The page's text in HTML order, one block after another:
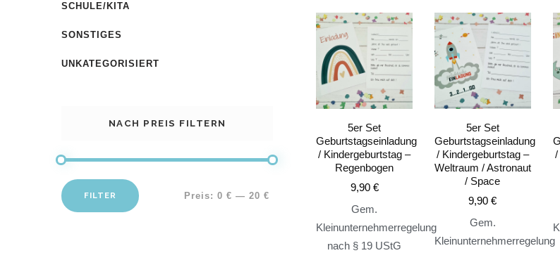
5er Set
Geburtstagseinladung
/ Kindergeburtstag –
Regenbogen
9,90 €
Gem.
Kleinunternehmerregelung
nach § 19 UStG
5er Set
Geburtstagseinladung
/ Kindergeburtstag –
Weltraum / Astronaut
/ Space
9,90€
Gem.
Kleinunternehmerregelung
/
SCHULE/KITA
SONSTIGES
UNKATEGORISIERT
NACH PREIS FILTERN
FILTER Preis: 0 € — 20 €